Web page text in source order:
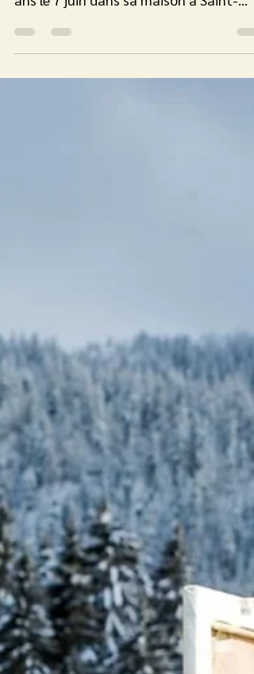
de renommée mondiale, a fêté ses 90
ans le 7 juin dans sa maison à Saint-
Cergue. Rencontre. La...